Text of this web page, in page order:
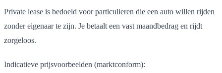
Private lease is bedoeld voor particulieren die een auto willen rijden
zonder eigenaar te zijn. Je betaalt een vast maandbedrag en rijdt
zorgeloos.
Indicatieve prijsvoorbeelden (marktconform):